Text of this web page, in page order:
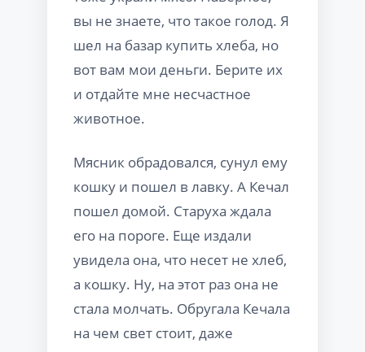
вы не знаете, что такое голод. Я
шел на базар купить хлеба, но
вот вам мои деньги. Берите их
и отдайте мне несчастное
животное.
Мясник обрадовался, сунул ему
кошку и пошел в лавку. А Кечал
пошел домой. Старуха ждала
его на пороге. Еще издали
увидела она, что несет не хлеб,
а кошку. Ну, на этот раз она не
стала молчать. Обругала Кечала
на чем свет стоит, даже